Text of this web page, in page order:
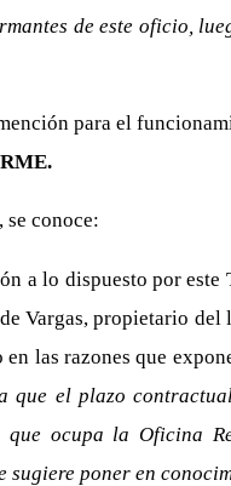
de este oficio,
para el
se conoce:
a lo dispuesto por
Vargas, propietario
las razones que
el plazo
ocupa la
poner en